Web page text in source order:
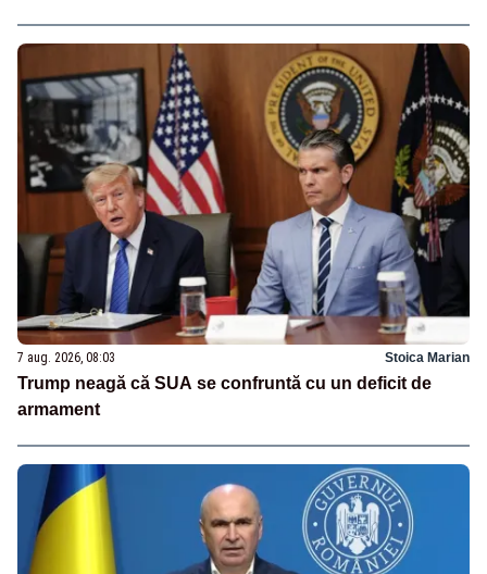
7 aug. 2026, 08:03 Stoica Marian
Trump neagă că SUA se confruntă cu un deficit de
armament